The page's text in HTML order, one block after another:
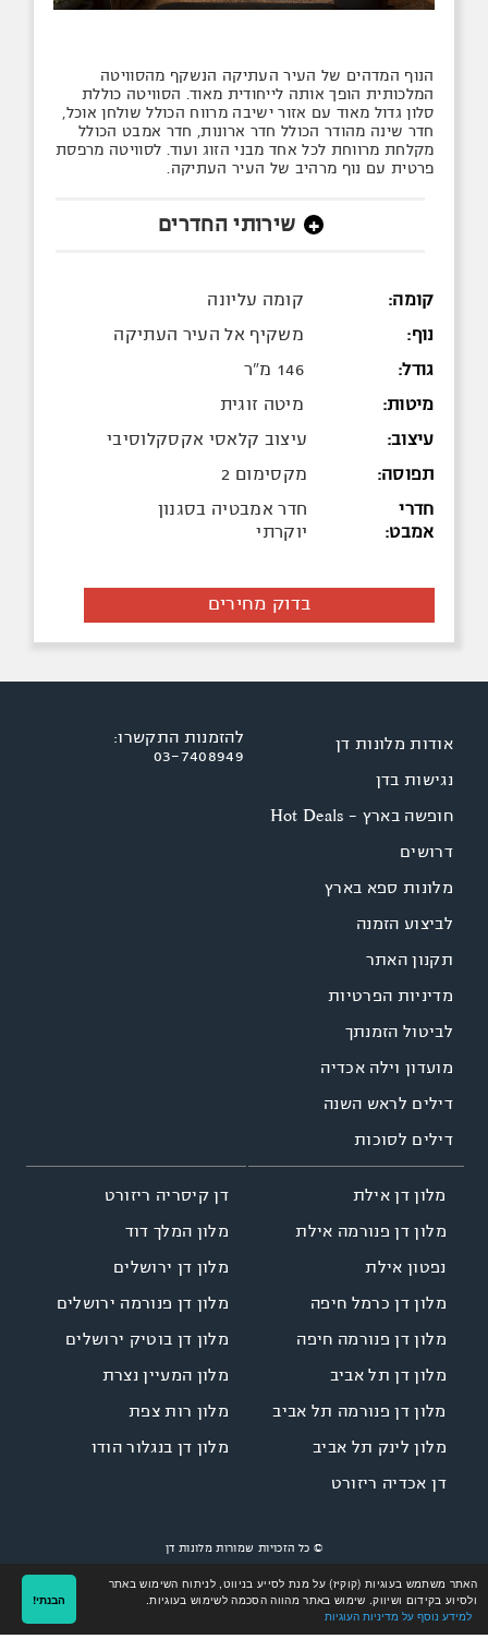
הנוף המדהים של העיר העתיקה הנשקף מהסוויטה
המלכותית הופך אותה לייחודית מאוד. הסוויטה כוללת
סלון גדול מאוד עם אזור ישיבה מרווח הכולל שולחן אוכל,
חדר שינה מהודר הכולל חדר ארונות, חדר אמבט הכולל
מקלחת מרווחת לכל אחד מבני הזוג ועוד. לסוויטה מרפסת
פרטית עם נוף מרהיב של העיר העתיקה.
+ שירותי החדרים
קומה:
קומה עליונה
נוף:
משקיף אל העיר העתיקה
גודל:
146 מ"ר
מיטות:
מיטה זוגית
עיצוב:
עיצוב קלאסי אקסקלוסיבי
תפוסה:
מקסימום 2
חדרי
אמבט:
חדר אמבטיה בסגנון
יוקרתי
בדוק מחירים
האתר משתמש בעוגיות (קוקיז) על מנת לסייע בניווט, לניתוח השימוש באתר
ולסיוע בקידום ושיווק. שימוש באתר מהווה הסכמה לשימוש בעוגיות.
למידע נוסף על מדיניות העוגיות
הבנתי!
אודות מלונות דן
נגישות בדן
חופשה בארץ - Hot Deals
דרושים
מלונות ספא בארץ
לביצוע הזמנה
תקנון האתר
מדיניות הפרטיות
לביטול הזמנתך
מועדון וילה אכדיה
דילים לראש השנה
דילים לסוכות
מלון דן אילת
מלון דן פנורמה אילת
נפטון אילת
מלון דן כרמל חיפה
מלון דן פנורמה חיפה
מלון דן תל אביב
מלון דן פנורמה תל אביב
מלון לינק תל אביב
דן אכדיה ריזורט
דן קיסריה ריזורט
מלון המלך דוד
מלון דן ירושלים
מלון דן פנורמה ירושלים
מלון דן בוטיק ירושלים
מלון המעיין נצרת
מלון רות צפת
מלון דן בנגלור הודו
להזמנות התקשרו:
03-7408949
© כל הזכויות שמורות מלונות דן